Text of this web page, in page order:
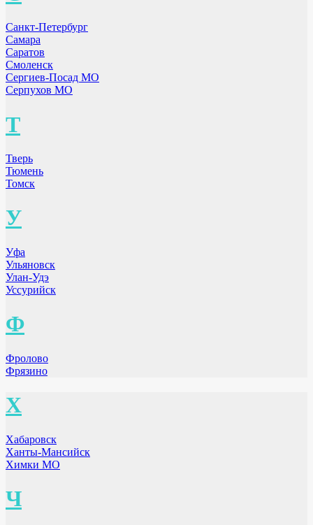
Санкт-Петербург
Самара
Саратов
Смоленск
Сергиев-Посад МО
Серпухов МО
Т
Тверь
Тюмень
Томск
У
Уфа
Ульяновск
Улан-Удэ
Уссурийск
Ф
Фролово
Фрязино
Х
Хабаровск
Ханты-Мансийск
Химки МО
Ч